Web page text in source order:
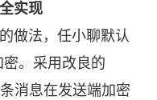
实现
做法，任小聊默认
。采用改良的
消息在发送端加密